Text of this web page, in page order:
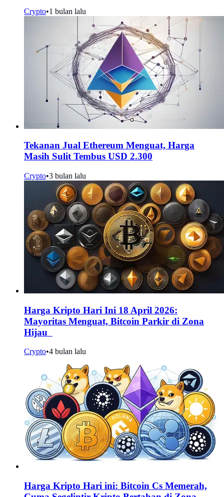
Crypto•1 bulan lalu
Tekanan Jual Ethereum Menguat, Harga
Masih Sulit Tembus USD 2.300
Crypto•3 bulan lalu
Harga Kripto Hari Ini 18 April 2026:
Mayoritas Menguat, Bitcoin Parkir di Zona
Hijau
Crypto•4 bulan lalu
Harga Kripto Hari ini: Bitcoin Cs Memerah,